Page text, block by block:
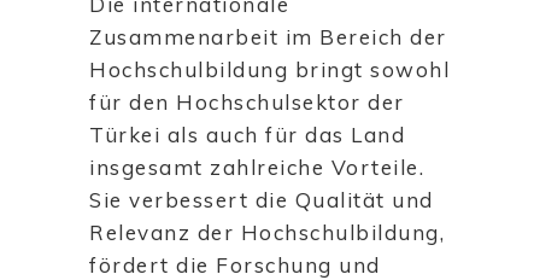
Zusammenarbeit im Bereich der
Hochschulbildung bringt sowohl
für den Hochschulsektor der
Türkei als auch für das Land
insgesamt zahlreiche Vorteile.
Sie verbessert die Qualität und
Relevanz der Hochschulbildung,
fördert die Forschung und